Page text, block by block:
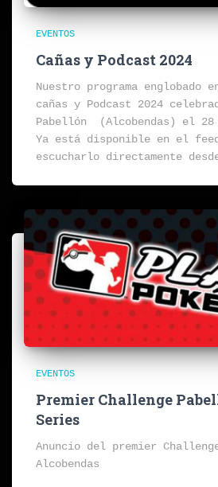
EVENTOS
Cañas y Podcast 2024
Nuestro programa englobado
cañas y Podcast 2024
Pabellón (Alcobendas) el 28
Ya está disponible en el
escucharlo directamente
EVENTOS
Premier Challenge
Series
Anuncio del premier
Alcobendas